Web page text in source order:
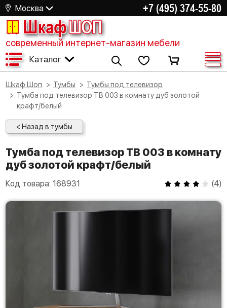
Москва +7 (495) 374-55-80
ШкафШОП
современный интернет-магазин мебели
Каталог
Шкаф Шоп Тумбы
Тумбы под телевизор
Тумба под телевизор ТВ 003 в комнату дуб золотой
крафт/белый
< Назад в тумбы
Тумба под телевизор ТВ 003 в комнату
дуб золотой крафт/белый
Код товара: 168931 (4)